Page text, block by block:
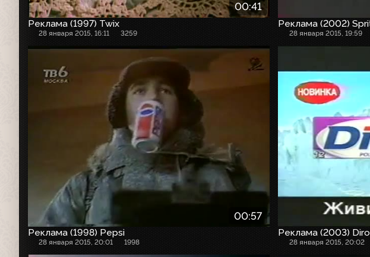
00:41
Реклама (1997) Twix
28 января 2015, 16:11 3259
Реклама (2002)
28 января 2015, 19:59
00:57
Реклама (1998) Pepsi
28 января 2015, 20:01 1998
Реклама (2003)
28 января 2015, 20:02